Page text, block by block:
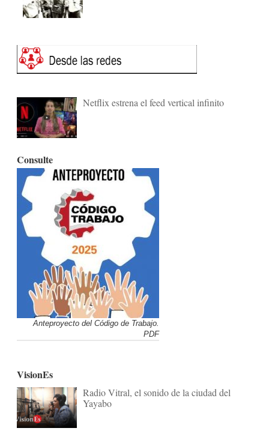
Netflix estrena el feed vertical infinito
Consulte
Anteproyecto del Código de Trabajo.
PDF
VisionEs
Radio Vitral, el sonido de la ciudad del
Yayabo